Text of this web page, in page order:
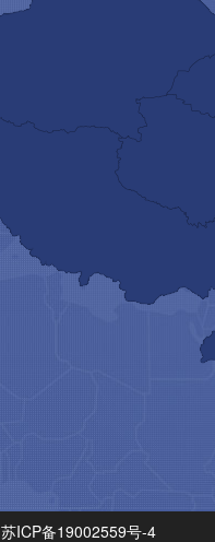
苏ICP备19002559号-4